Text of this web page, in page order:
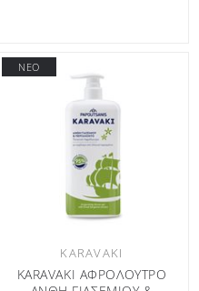
ΝΕΟ
KARAVAKI
KARAVAKI ΑΦΡΟΛΟΥΤΡΟ